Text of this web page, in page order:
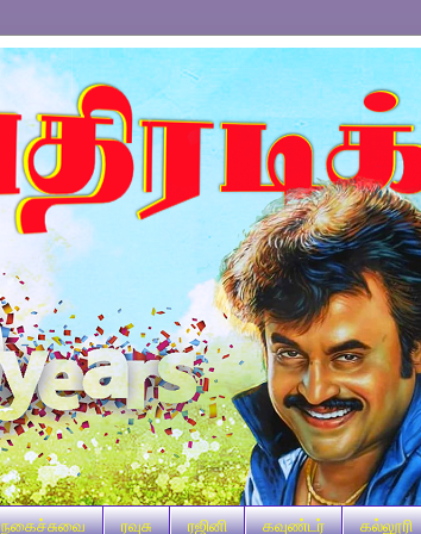
நகைச்சுவை ரவுசு ரஜினி கவுண்டர் கல்லூரி